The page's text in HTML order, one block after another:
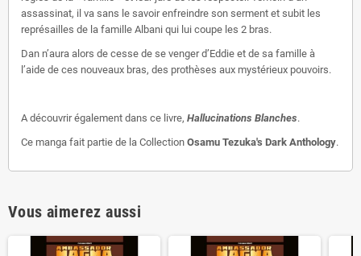
assassinat, il va sans le savoir enfreindre son serment et subit les
représailles de la famille Albani qui lui coupe les 2 bras.
Dan n’aura alors de cesse de se venger d’Eddie et de sa famille à
l’aide de ces nouveaux bras, des prothèses aux mystérieux pouvoirs.
A découvrir également dans ce livre, Hallucinations Blanches.
Ce manga fait partie de la Collection Osamu Tezuka's Dark Anthology.
Vous aimerez aussi